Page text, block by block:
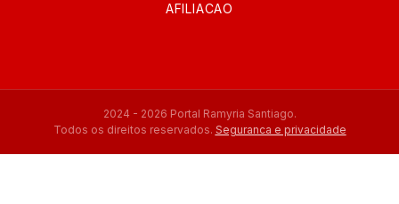
AFILIACAO
2024 - 2026 Portal Ramyria Santiago.
Todos os direitos reservados. Seguranca e privacidade